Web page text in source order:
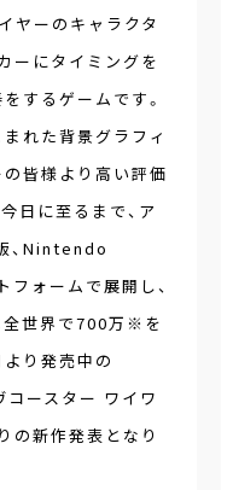
ヤーのキャラクタ
ーにタイミングを
するゲームです。
れた背景グラフィ
皆様より高い評価
日に至るまで、ア
、Nintendo
ォームで展開し、
全世界で700万※を
り発売中の
ースター ワイワ
の新作発表となり